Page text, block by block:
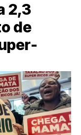
2,3
de